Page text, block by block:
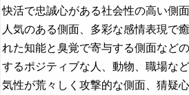
快活で忠誠心がある社会性の高い側
人気のある側面、多彩な感情表現で
れた知能と臭覚で寄与する側面など
するポジティブな人、動物、職場な
気性が荒々しく攻撃的な側面、猜疑